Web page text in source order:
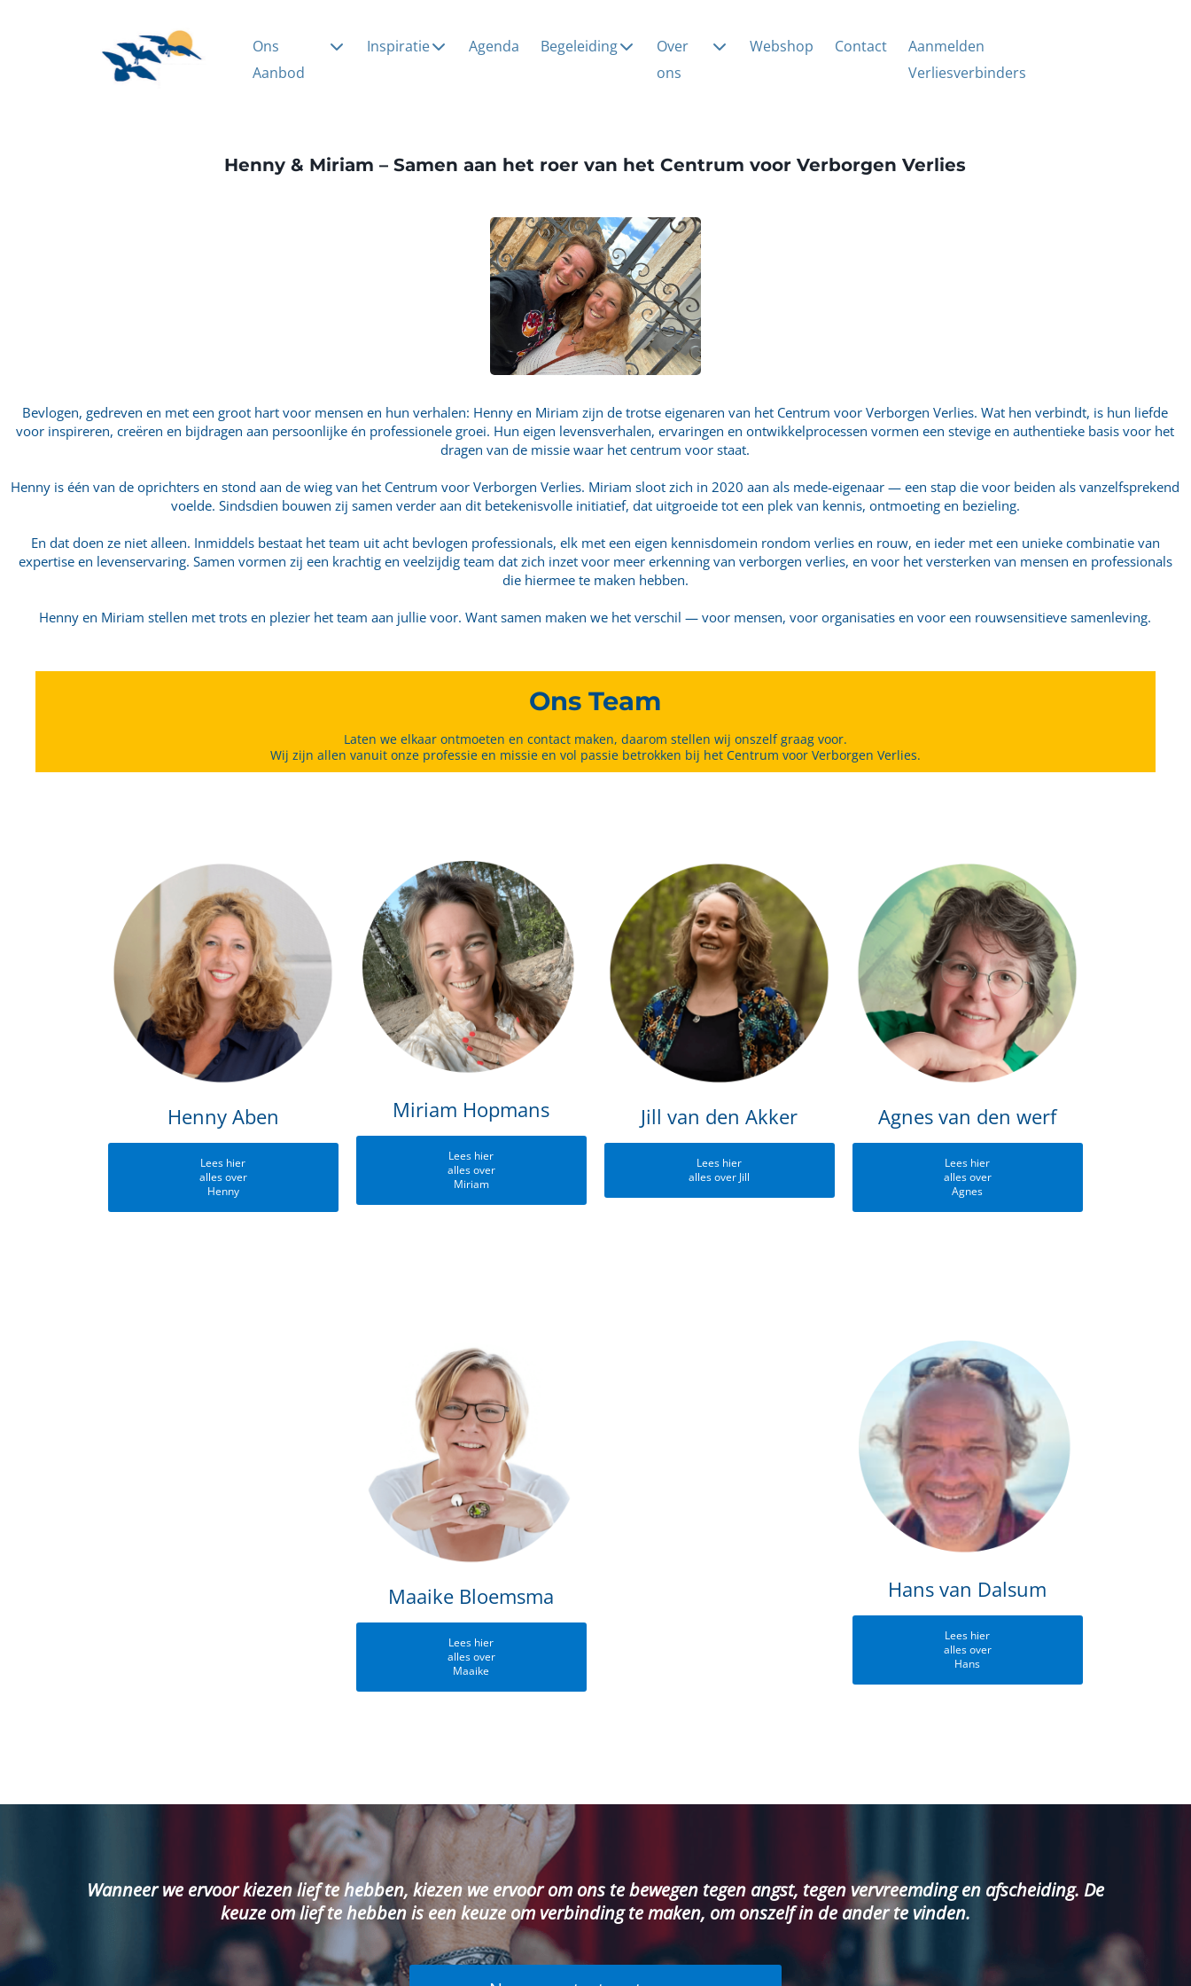
Ons
Aanbod
Inspiratie Agenda Begeleiding
Over
ons
Webshop Contact
Aanmelden
Verliesverbinders
Henny & Miriam – Samen aan het roer van het Centrum voor Verborgen Verlies
Bevlogen, gedreven en met een groot hart voor mensen en hun verhalen: Henny en Miriam zijn de trotse eigenaren van het Centrum voor Verborgen Verlies. Wat hen verbindt, is hun liefde
voor inspireren, creëren en bijdragen aan persoonlijke én professionele groei. Hun eigen levensverhalen, ervaringen en ontwikkelprocessen vormen een stevige en authentieke basis voor het
dragen van de missie waar het centrum voor staat.
Henny is één van de oprichters en stond aan de wieg van het Centrum voor Verborgen Verlies. Miriam sloot zich in 2020 aan als mede-eigenaar — een stap die voor beiden als vanzelfsprekend
voelde. Sindsdien bouwen zij samen verder aan dit betekenisvolle initiatief, dat uitgroeide tot een plek van kennis, ontmoeting en bezieling.
En dat doen ze niet alleen. Inmiddels bestaat het team uit acht bevlogen professionals, elk met een eigen kennisdomein rondom verlies en rouw, en ieder met een unieke combinatie van
expertise en levenservaring. Samen vormen zij een krachtig en veelzijdig team dat zich inzet voor meer erkenning van verborgen verlies, en voor het versterken van mensen en professionals
die hiermee te maken hebben.
Henny en Miriam stellen met trots en plezier het team aan jullie voor. Want samen maken we het verschil — voor mensen, voor organisaties en voor een rouwsensitieve samenleving.
Ons Team
Laten we elkaar ontmoeten en contact maken, daarom stellen wij onszelf graag voor.
Wij zijn allen vanuit onze professie en missie en vol passie betrokken bij het Centrum voor Verborgen Verlies.
Henny Aben
Lees hier
alles over
Henny
Miriam Hopmans
Lees hier
alles over
Miriam
Jill van den Akker
Lees hier
alles over Jill
Agnes van den werf
Lees hier
alles over
Agnes
Maaike Bloemsma
Lees hier
alles over
Maaike
Hans van Dalsum
Lees hier
alles over
Hans
Wanneer we ervoor kiezen lief te hebben, kiezen we ervoor om ons te bewegen tegen angst, tegen vervreemding en afscheiding. De
keuze om lief te hebben is een keuze om verbinding te maken, om onszelf in de ander te vinden.